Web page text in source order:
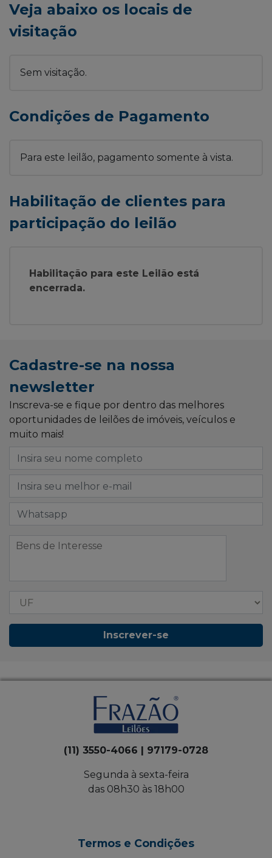
Veja abaixo os locais de
visitação
Sem visitação.
Condições de Pagamento
Para este leilão, pagamento somente à vista.
Habilitação de clientes para
participação do leilão
Habilitação para este Leilão está
encerrada.
Cadastre-se na nossa
newsletter
Inscreva-se e fique por dentro das melhores
oportunidades de leilões de imóveis, veículos e
muito mais!
Inscrever-se
(11) 3550-4066 | 97179-0728
Segunda à sexta-feira
das 08h30 às 18h00
Termos e Condições